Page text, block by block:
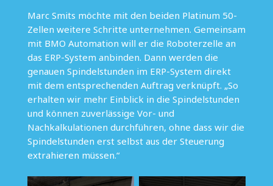
Marc Smits möchte mit den beiden Platinum 50-
Zellen weitere Schritte unternehmen. Gemeinsam
mit BMO Automation will er die Roboterzelle an
das ERP-System anbinden. Dann werden die
genauen Spindelstunden im ERP-System direkt
mit dem entsprechenden Auftrag verknüpft. „So
erhalten wir mehr Einblick in die Spindelstunden
und können zuverlässige Vor- und
Nachkalkulationen durchführen, ohne dass wir die
Spindelstunden erst selbst aus der Steuerung
extrahieren müssen.“